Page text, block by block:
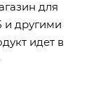
для
и другими
идет в